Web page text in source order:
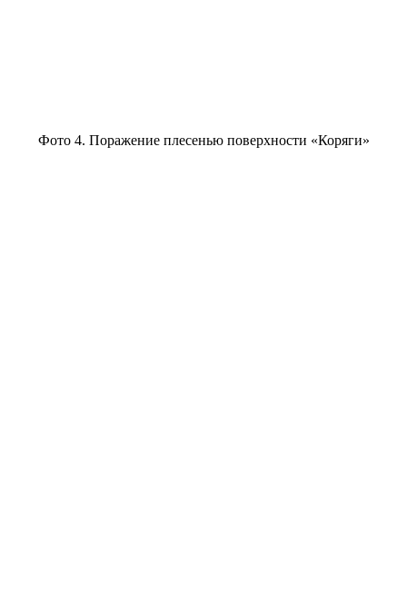
Фото 4. Поражение плесенью поверхности «Коряги»